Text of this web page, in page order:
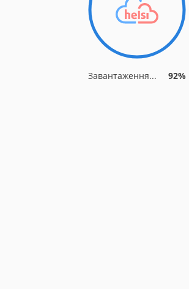
Завантаження... 92%